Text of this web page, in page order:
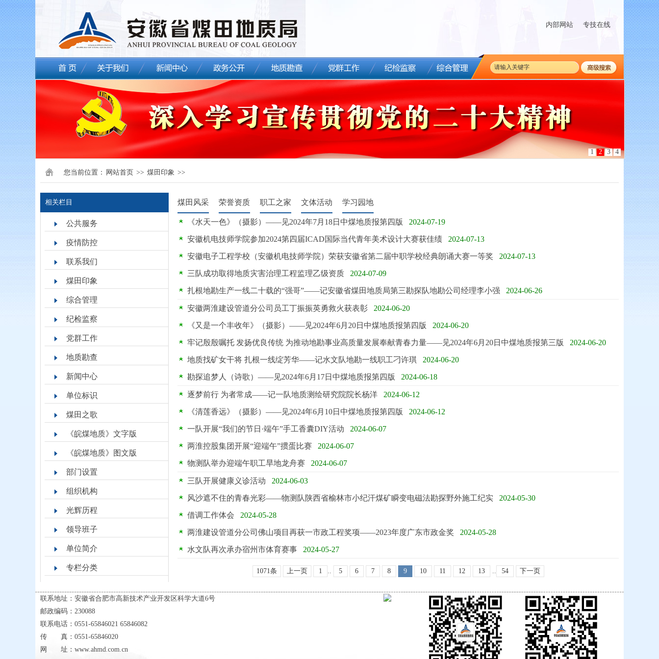
内部网站 专技在线
1 2 3 4
您当前位置： 网站首页 >> 煤田印象 >>
相关栏目
公共服务
疫情防控
联系我们
煤田印象
综合管理
纪检监察
党群工作
地质勘查
新闻中心
单位标识
煤田之歌
《皖煤地质》文字版
《皖煤地质》图文版
部门设置
组织机构
光辉历程
领导班子
单位简介
专栏分类
煤田风采 荣誉资质 职工之家 文体活动 学习园地
《水天一色》（摄影）——见2024年7月18日中煤地质报第四版 2024-07-19
安徽机电技师学院参加2024第四届ICAD国际当代青年美术设计大赛获佳绩 2024-07-13
安徽电子工程学校（安徽机电技师学院）荣获安徽省第二届中职学校经典朗诵大赛一等奖 2024-07-13
三队成功取得地质灾害治理工程监理乙级资质 2024-07-09
扎根地勘生产一线二十载的“强哥”——记安徽省煤田地质局第三勘探队地勘公司经理李小强 2024-06-26
安徽两淮建设管道分公司员工丁振振英勇救火获表彰 2024-06-20
《又是一个丰收年》（摄影）——见2024年6月20日中煤地质报第四版 2024-06-20
牢记殷殷嘱托 发扬优良传统 为推动地勘事业高质量发展奉献青春力量——见2024年6月20日中煤地质报第三版 2024-06-20
地质找矿女干将 扎根一线绽芳华——记水文队地勘一线职工刁许琪 2024-06-20
勘探追梦人（诗歌）——见2024年6月17日中煤地质报第四版 2024-06-18
逐梦前行 为者常成——记一队地质测绘研究院院长杨洋 2024-06-12
《清莲香远》（摄影）——见2024年6月10日中煤地质报第四版 2024-06-12
一队开展“我们的节日·端午”手工香囊DIY活动 2024-06-07
两淮控股集团开展“迎端午”掼蛋比赛 2024-06-07
物测队举办迎端午职工旱地龙舟赛 2024-06-07
三队开展健康义诊活动 2024-06-03
风沙遮不住的青春光彩——物测队陕西省榆林市小纪汗煤矿瞬变电磁法勘探野外施工纪实 2024-05-30
借调工作体会 2024-05-28
两淮建设管道分公司佛山项目再获一市政工程奖项——2023年度广东市政金奖 2024-05-28
水文队再次承办宿州市体育赛事 2024-05-27
1071条 上一页 1 .. 5 6 7 8 9 10 11 12 13 .. 54 下一页
联系地址：安徽省合肥市高新技术产业开发区科学大道6号
邮政编码：230088
联系电话：0551-65846021 65846082
传 真：0551-65846020
网 址：www.ahmd.com.cn